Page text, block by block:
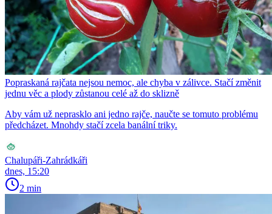
Popraskaná rajčata nejsou nemoc, ale chyba v zálivce. Stačí změnit
jednu věc a plody zůstanou celé až do sklizně
Aby vám už neprasklo ani jedno rajče, naučte se tomuto problému
předcházet. Mnohdy stačí zcela banální triky.
Chalupáři-Zahrádkáři
dnes, 15:20
2 min